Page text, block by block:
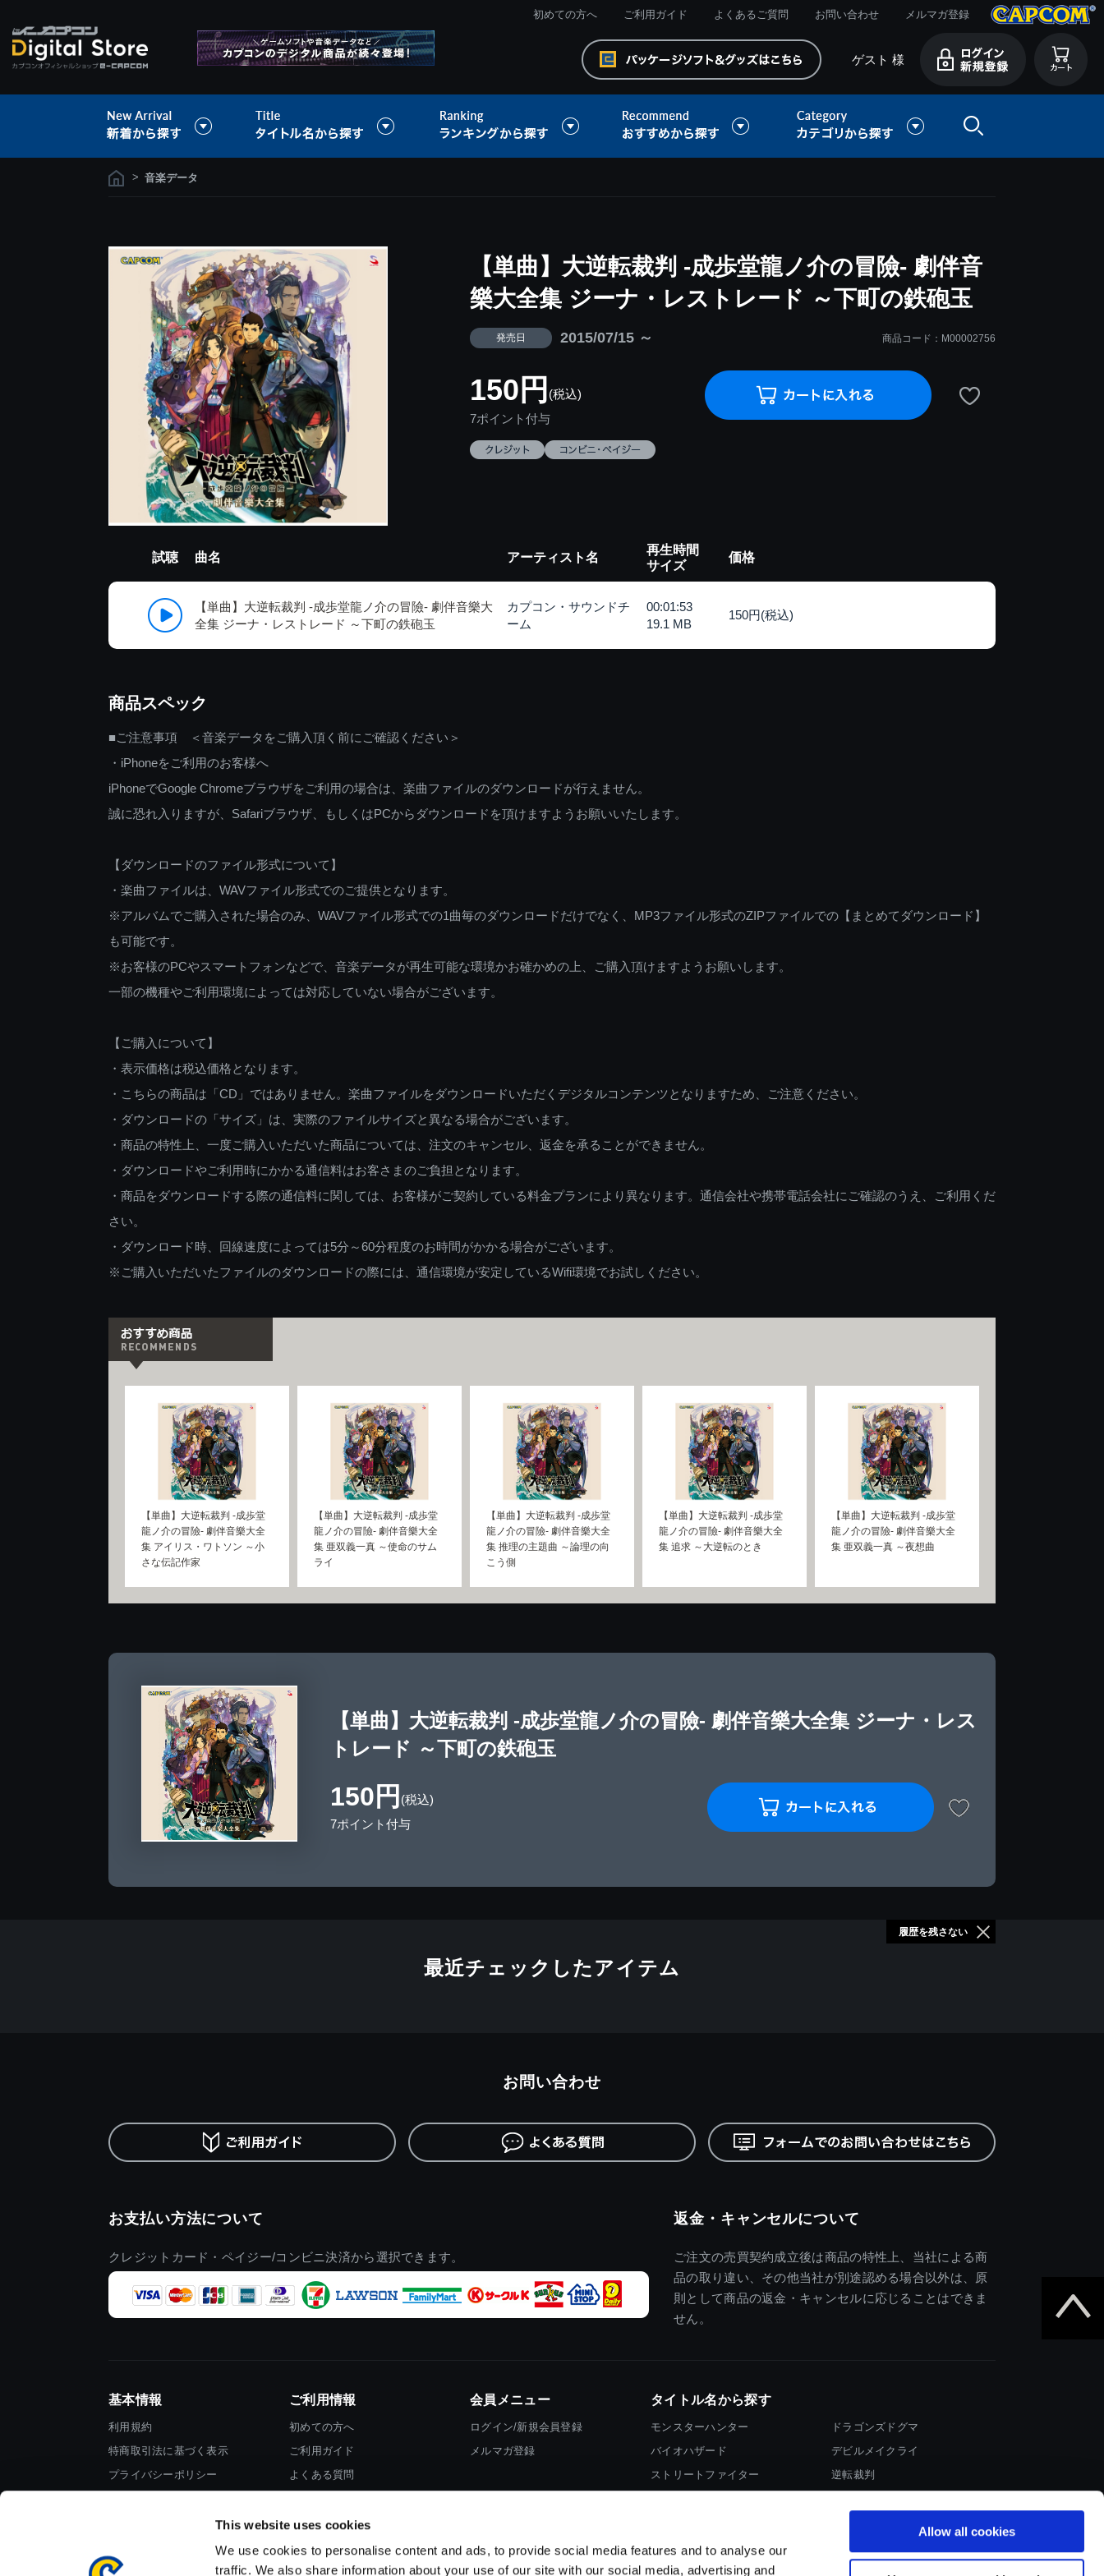
This website uses cookies
We use cookies to personalise content and ads, to provide social media features and to analyse our
traffic. We also share information about your use of our site with our social media, advertising and
Allow all cookies
初めての方へ ご利用ガイド よくあるご質問 お問い合わせ メルマガ登録
ゲスト 様
> 音楽データ
【単曲】大逆転裁判 -成歩堂龍ノ介の冒險- 劇伴音
樂大全集 ジーナ・レストレード ～下町の鉄砲玉
発売日 2015/07/15 ～ 商品コード：M00002756
150円 (税込)
7ポイント付与
試聴 曲名 アーティスト名
再生時間
サイズ
価格
【単曲】大逆転裁判 -成歩堂龍ノ介の冒險- 劇伴音樂大
全集 ジーナ・レストレード ～下町の鉄砲玉
カプコン・サウンドチ
ーム
00:01:53
19.1 MB
150円(税込)
商品スペック
■ご注意事項 ＜音楽データをご購入頂く前にご確認ください＞
・iPhoneをご利用のお客様へ
iPhoneでGoogle Chromeブラウザをご利用の場合は、楽曲ファイルのダウンロードが行えません。
誠に恐れ入りますが、Safariブラウザ、もしくはPCからダウンロードを頂けますようお願いいたします。
【ダウンロードのファイル形式について】
・楽曲ファイルは、WAVファイル形式でのご提供となります。
※アルバムでご購入された場合のみ、WAVファイル形式での1曲毎のダウンロードだけでなく、MP3ファイル形式のZIPファイルでの【まとめてダウンロード】
も可能です。
※お客様のPCやスマートフォンなどで、音楽データが再生可能な環境かお確かめの上、ご購入頂けますようお願いします。
一部の機種やご利用環境によっては対応していない場合がございます。
【ご購入について】
・表示価格は税込価格となります。
・こちらの商品は「CD」ではありません。楽曲ファイルをダウンロードいただくデジタルコンテンツとなりますため、ご注意ください。
・ダウンロードの「サイズ」は、実際のファイルサイズと異なる場合がございます。
・商品の特性上、一度ご購入いただいた商品については、注文のキャンセル、返金を承ることができません。
・ダウンロードやご利用時にかかる通信料はお客さまのご負担となります。
・商品をダウンロードする際の通信料に関しては、お客様がご契約している料金プランにより異なります。通信会社や携帯電話会社にご確認のうえ、ご利用くだ
さい。
・ダウンロード時、回線速度によっては5分～60分程度のお時間がかかる場合がございます。
※ご購入いただいたファイルのダウンロードの際には、通信環境が安定しているWifi環境でお試しください。
【単曲】大逆転裁判 -成歩堂
龍ノ介の冒險- 劇伴音樂大全
集 アイリス・ワトソン ～小
さな伝記作家
【単曲】大逆転裁判 -成歩堂
龍ノ介の冒險- 劇伴音樂大全
集 亜双義一真 ～使命のサム
ライ
【単曲】大逆転裁判 -成歩堂
龍ノ介の冒險- 劇伴音樂大全
集 推理の主題曲 ～論理の向
こう側
【単曲】大逆転裁判 -成歩堂
龍ノ介の冒險- 劇伴音樂大全
集 追求 ～大逆転のとき
【単曲】大逆転裁判 -成歩堂
龍ノ介の冒險- 劇伴音樂大全
集 亜双義一真 ～夜想曲
【単曲】大逆転裁判 -成歩堂龍ノ介の冒險- 劇伴音樂大全集 ジーナ・レス
トレード ～下町の鉄砲玉
150円 (税込)
7ポイント付与
最近チェックしたアイテム
履歴を残さない
お支払い方法について
クレジットカード・ペイジー/コンビニ決済から選択できます。
返金・キャンセルについて
ご注文の売買契約成立後は商品の特性上、当社による商
品の取り違い、その他当社が別途認める場合以外は、原
則として商品の返金・キャンセルに応じることはできま
せん。
お問い合わせ
基本情報
利用規約
特商取引法に基づく表示
プライバシーポリシー
ご利用情報
初めての方へ
ご利用ガイド
よくある質問
会員メニュー
ログイン/新規会員登録
メルマガ登録
タイトル名から探す
モンスターハンター
バイオハザード
ストリートファイター
ドラゴンズドグマ
デビルメイクライ
逆転裁判